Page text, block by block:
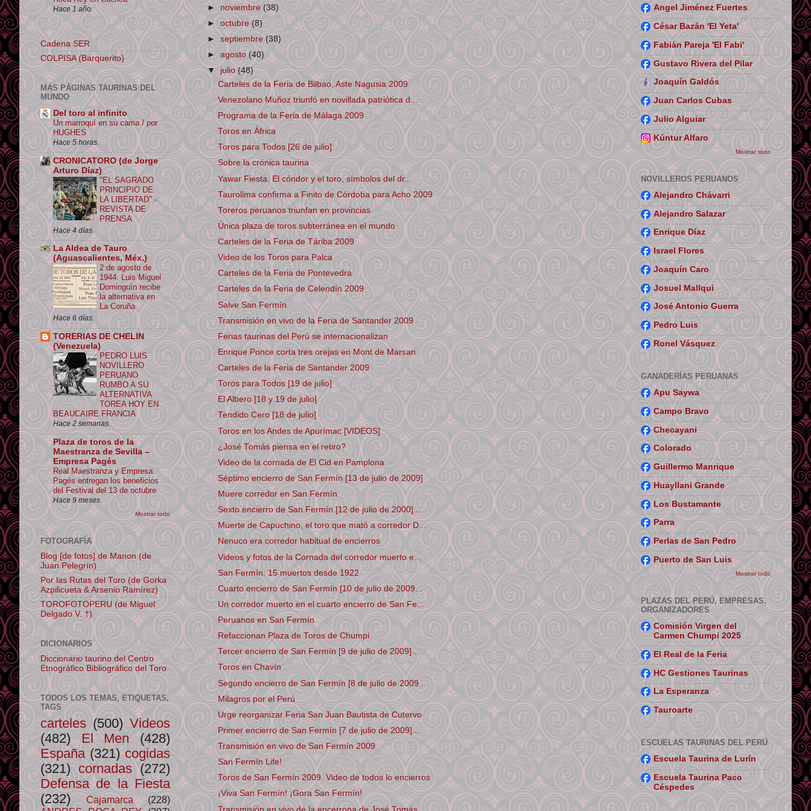
► noviembre(38)
►octubre(8)
►septiembre (38)
►agosto(40)
▼julio(48)
Carteles de la Feria de Bilbao, Aste Nagusia 2009
Venezolano Muñoz triunfó en novillada patriótica d...
Programa de la Feria de Málaga 2009
Toros en África
Toros para Todos [26 de julio]
Sobre la crónica taurina
Yawar Fiesta. El cóndor y el toro, símbolos del dr...
Taurolima confirma a Finito de Córdoba para Acho 2009
Toreros peruanos triunfan en provincias
Única plaza de toros subterránea en el mundo
Carteles de la Feria de Táriba 2009
Video de los Toros para Palca
Carteles de la Feria de Pontevedra
Carteles de la Feria de Celendín 2009
Salve San Fermín
Transmisión en vivo de la Feria de Santander 2009
Ferias taurinas del Perú se internacionalizan
Enrique Ponce corta tres orejas en Mont de Marsan
Carteles de la Feria de Santander 2009
Toros para Todos [19 de julio]
El Albero [18 y 19 de julio]
Tendido Cero [18 de julio]
Toros en los Andes de Apurímac [VIDEOS]
¿José Tomás piensa en el retiro?
Video de la cornada de El Cid en Pamplona
Séptimo encierro de San Fermín [13 de julio de 2009]
Muere corredor en San Fermín
Sexto encierro de San Fermín [12 de julio de 2000]...
Muerte de Capuchino, el toro que mató a corredor D...
Nenuco era corredor habitual de encierros
Videos y fotos de la Cornada del corredor muerto e...
San Fermín: 15 muertos desde 1922
Cuarto encierro de San Fermín [10 de julio de 2009...
Un corredor muerto en el cuarto encierro de San Fe...
Peruanos en San Fermín
Refaccionan Plaza de Toros de Chumpi
Tercer encierro de San Fermín [9 de julio de 2009]...
Toros en Chavín
Segundo encierro de San Fermín [8 de julio de 2009...
Milagros por el Perú
Urge reorganizar Feria San Juan Bautista de Cutervo
Primer encierro de San Fermín [7 de julio de 2009]...
Transmisión en vivo de San Fermín 2009
San Fermín Life!
Toros de San Fermín 2009. Video de todos lo encierros
¡Viva San Fermín! ¡Gora San Fermín!
Hace 1 año.
Cadena SER
COLPISA (Barquerito)
MÁS PÁGINAS TAURINAS DEL
MUNDO
Del toro al infinito
Un marroquí en su cama / por
HUGHES
Hace 5 horas.
CRONICATORO (de Jorge
Arturo Díaz)
"EL SAGRADO
PRINCIPIO DE
LA LIBERTAD" -
REVISTA DE
PRENSA
Hace 4 días.
La Aldea de Tauro
(Aguascalientes, Méx.)
2 de agosto de
1944: Luis Miguel
Dominguín recibe
la alternativa en
La Coruña
Hace 6 días.
TORERIAS DE CHELIN
(Venezuela)
PEDRO LUIS
NOVILLERO
PERUANO
RUMBO A SU
ALTERNATIVA
TOREA HOY EN
BEAUCAIRE FRANCIA
Hace 2 semanas.
Plaza de toros de la
Maestranza de Sevilla –
Empresa Pagés
Real Maestranza y Empresa
Pagés entregan los beneficios
del Festival del 13 de octubre
Hace 9 meses.
Mostrar todo
FOTOGRAFÍA
Blog [de fotos] de Manon (de
Juan Pelegrín)
Por las Rutas del Toro (de Gorka
Azpilicueta & Arsenio Ramírez)
TOROFOTOPERU (de Miguel
Delgado V. †)
DICIONARIOS
Diccionario taurino del Centro
Etnográfico Bibliográfico del Toro
TODOS LOS TEMAS, ETIQUETAS,
TAGS
carteles (500) Videos
(482)
El Men
(428)
España (321) cogidas
(321) cornadas (272)
Defensa de la Fiesta
(232)
Cajamarca
(228)
Angel Jiménez Fuertes
César Bazán 'El Yeta'
Fabián Pareja 'El Fabi'
Gustavo Rivera del Pilar
Joaquín Galdós
Juan Carlos Cubas
Julio Alguiar
Kúntur Alfaro
Mostrar todo
NOVILLEROS PERUANOS
Alejandro Chávarri
Alejandro Salazar
Enrique Díaz
Israel Flores
Joaquín Caro
Josuel Mallqui
José Antonio Guerra
Pedro Luis
Ronel Vásquez
GANADERÍAS PERUANAS
Apu Saywa
Campo Bravo
Checayani
Colorado
Guillermo Manrique
Huayllani Grande
Los Bustamante
Parra
Perlas de San Pedro
Puerto de San Luis
Mostrar todo
PLAZAS DEL PERÚ, EMPRESAS,
ORGANIZADORES
Comisión Virgen del
Carmen Chumpi 2025
El Real de la Feria
HC Gestiones Taurinas
La Esperanza
Tauroarte
ESCUELAS TAURINAS DEL PERÚ
Escuela Taurina de Lurín
Escuela Taurina Paco
Céspedes